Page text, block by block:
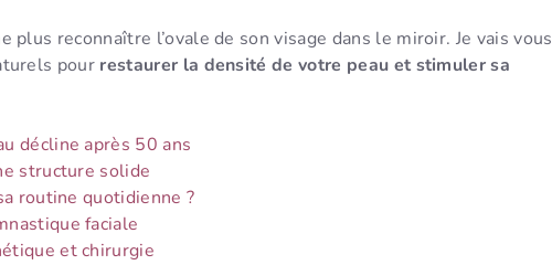
plus reconnaître l’ovale de son visage dans le miroir. Je vais vous
pour restaurer la densité de votre peau et stimuler sa
décline après 50 ans
structure solide
routine quotidienne ?
faciale
et chirurgie